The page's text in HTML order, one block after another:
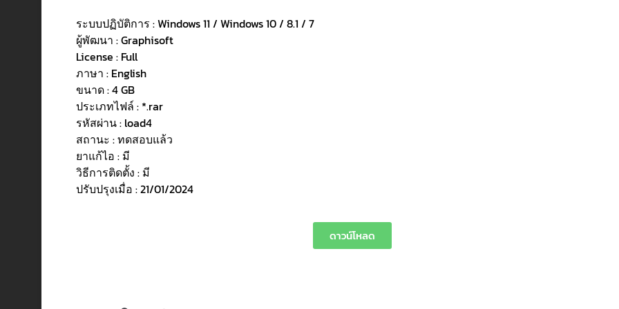
ระบบปฏิบัติการ : Windows 11 / Windows 10 / 8.1 / 7
ผู้พัฒนา : Graphisoft
License : Full
ภาษา : English
ขนาด : 4 GB
ประเภทไฟล์ : *.rar
รหัสผ่าน : load4
สถานะ : ทดสอบแล้ว
ยาแก้ไอ : มี
วิธีการติดตั้ง : มี
ปรับปรุงเมื่อ : 21/01/2024
ดาวน์โหลด